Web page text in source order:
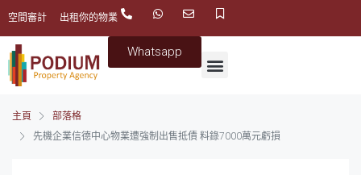
空間審計 出租你的物業
Whatsapp
主頁
部落格
先機企業信德中心物業遭強制出售抵債 料錄7000萬元虧損